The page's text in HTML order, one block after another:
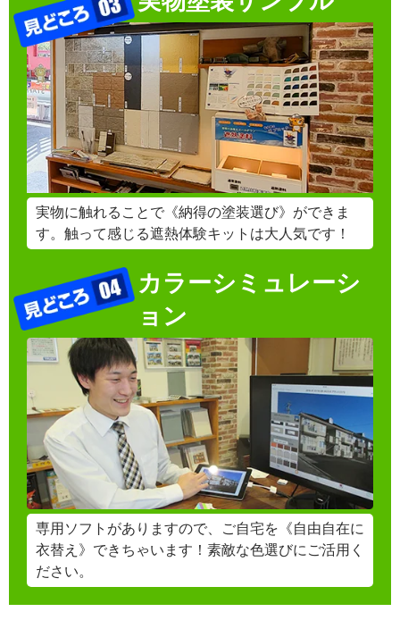
実物に触れることで《納得の塗装選び》ができま
す。触って感じる遮熱体験キットは大人気です！
カラーシミュレーシ
ョン
専用ソフトがありますので、ご自宅を《自由自在に
衣替え》できちゃいます！素敵な色選びにご活用く
ださい。